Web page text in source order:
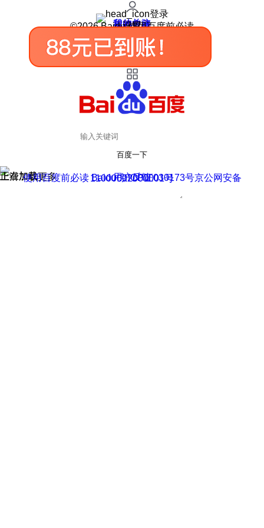
登录
我的关注
我的收藏
皮肤中心
用户反馈
设置
©2026 Baidu 使用百度前必读
百度一下
正在加载
上滑加载更多 用户反馈
使用百度前必读 Baidu 京ICP证030173号
京公网安备11000002000001号